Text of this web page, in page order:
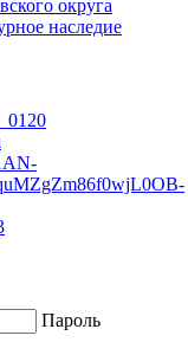
округа
наследие
Пароль